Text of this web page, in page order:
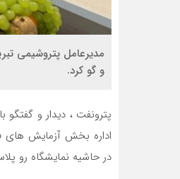
مديرعامل پتروشيمي
و گو کرد.
پترونفت ، دیدار و
اداره بخش آزمایش های
در حاشیه نمایشگاه رو